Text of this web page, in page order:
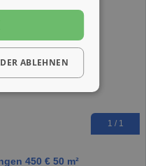
1 / 1
450 € 50 m²
ABLEHNEN